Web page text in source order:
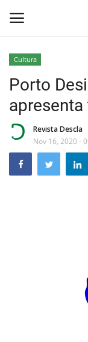
Home
...by Descla
Desporto
Estatuto Editorial
Cultura
Porto
Revista Descla
Nov 16, 2020 -